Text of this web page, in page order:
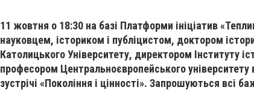
11 жовтня о 18:30 на базі Платформи ініціатив
науковцем, істориком і публіцистом, доктором
Католицького Університету, директором Інституту
професором Центральноєвропейського
зустрічі «Покоління і цінності». Запрошуються всі